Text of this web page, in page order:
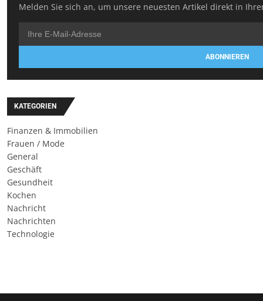
Melden Sie sich an, um unsere neuesten Artikel direkt in
ABONNIEREN
KATEGORIEN
Finanzen & Immobilien
Frauen / Mode
General
Geschäft
Gesundheit
Kochen
Nachricht
Nachrichten
Technologie